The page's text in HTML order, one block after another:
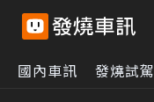
國內車訊 發燒試駕